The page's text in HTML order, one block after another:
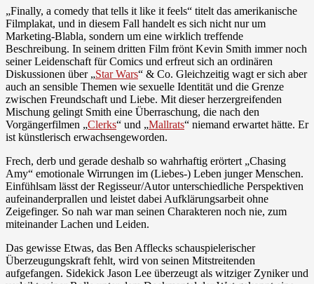
„Finally, a comedy that tells it like it feels“ titelt das amerikanische
Filmplakat, und in diesem Fall handelt es sich nicht nur um
Marketing-Blabla, sondern um eine wirklich treffende
Beschreibung. In seinem dritten Film frönt Kevin Smith immer noch
seiner Leidenschaft für Comics und erfreut sich an ordinären
Diskussionen über „Star Wars“ & Co. Gleichzeitig wagt er sich aber
auch an sensible Themen wie sexuelle Identität und die Grenze
zwischen Freundschaft und Liebe. Mit dieser herzergreifenden
Mischung gelingt Smith eine Überraschung, die nach den
Vorgängerfilmen „Clerks“ und „Mallrats“ niemand erwartet hätte. Er
ist künstlerisch erwachsengeworden.
Frech, derb und gerade deshalb so wahrhaftig erörtert „Chasing
Amy“ emotionale Wirrungen im (Liebes-) Leben junger Menschen.
Einfühlsam lässt der Regisseur/Autor unterschiedliche Perspektiven
aufeinanderprallen und leistet dabei Aufklärungsarbeit ohne
Zeigefinger. So nah war man seinen Charakteren noch nie, zum
miteinander Lachen und Leiden.
Das gewisse Etwas, das Ben Afflecks schauspielerischer
Überzeugungskraft fehlt, wird von seinen Mitstreitenden
aufgefangen. Sidekick Jason Lee überzeugt als witziger Zyniker und